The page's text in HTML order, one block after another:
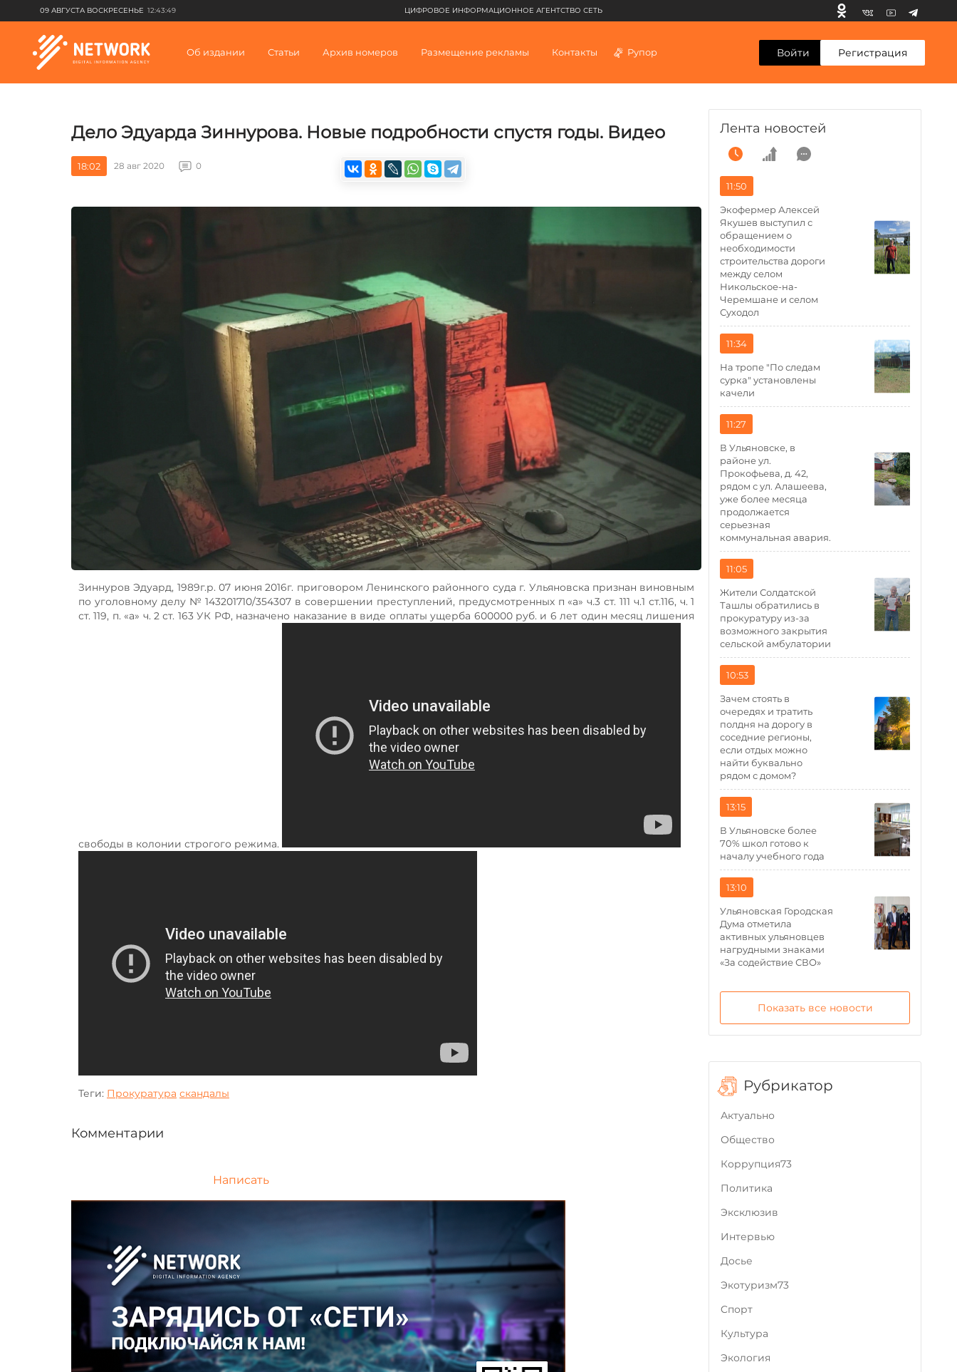
09 АВГУСТА ВОСКРЕСЕНЬЕ 12:43:49 ЦИФРОВОЕ ИНФОРМАЦИОННОЕ АГЕНТСТВО СЕТЬ
Об издании Статьи Архив номеров Размещение рекламы Контакты Рупор Войти Регистрация
Дело Эдуарда Зиннурова. Новые подробности спустя годы. Видео
18:02 28 авг 2020 0
Зиннуров Эдуард, 1989г.р. 07 июня 2016г. приговором Ленинского районного суда г. Ульяновска признан виновным
по уголовному делу № 143201710/354307 в совершении преступлений, предусмотренных п «а» ч.3 ст. 111 ч.1 ст.116, ч. 1
ст. 119, п. «а» ч. 2 ст. 163 УК РФ, назначено наказание в виде оплаты ущерба 600000 руб. и 6 лет один месяц лишения
свободы в колонии строгого режима.
Теги: Прокуратура скандалы
Комментарии
Написать
Лента новостей
11:50
Экофермер Алексей
Якушев выступил с
обращением о
необходимости
строительства дороги
между селом
Никольское-на-
Черемшане и селом
Суходол
11:34
На тропе "По следам
сурка" установлены
качели
11:27
В Ульяновске, в
районе ул.
Прокофьева, д. 42,
рядом с ул. Алашеева,
уже более месяца
продолжается
серьезная
коммунальная авария.
11:05
Жители Солдатской
Ташлы обратились в
прокуратуру из-за
возможного закрытия
сельской амбулатории
10:53
Зачем стоять в
очередях и тратить
полдня на дорогу в
соседние регионы,
если отдых можно
найти буквально
рядом с домом?
13:15
В Ульяновске более
70% школ готово к
началу учебного года
13:10
Ульяновская Городская
Дума отметила
активных ульяновцев
нагрудными знаками
«За содействие СВО»
Показать все новости
Рубрикатор
Актуально
Общество
Коррупция73
Политика
Эксклюзив
Интервью
Досье
Экотуризм73
Cпорт
Культура
Экология